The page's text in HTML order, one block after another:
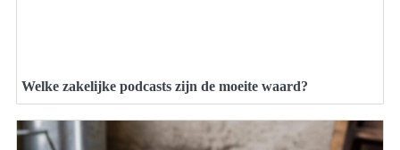
Welke zakelijke podcasts zijn de moeite waard?